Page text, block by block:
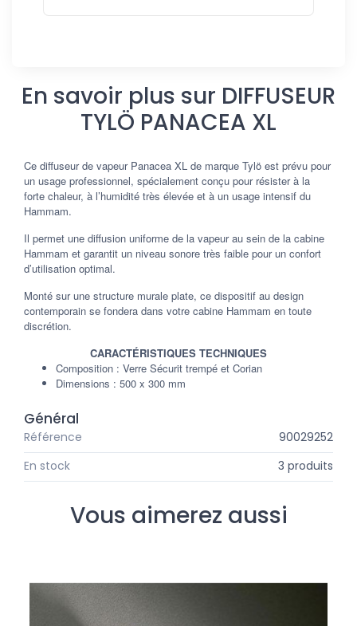
En savoir plus sur DIFFUSEUR
TYLÖ PANACEA XL
Ce diffuseur de vapeur Panacea XL de marque Tylö est prévu pour
un usage professionnel, spécialement conçu pour résister à la
forte chaleur, à l’humidité très élevée et à un usage intensif du
Hammam.
Il permet une diffusion uniforme de la vapeur au sein de la cabine
Hammam et garantit un niveau sonore très faible pour un confort
d’utilisation optimal.
Monté sur une structure murale plate, ce dispositif au design
contemporain se fondera dans votre cabine Hammam en toute
discrétion.
CARACTÉRISTIQUES TECHNIQUES
Composition : Verre Sécurit trempé et Corian
Dimensions : 500 x 300 mm
Général
Référence
90029252
En stock
3 produits
Vous aimerez aussi